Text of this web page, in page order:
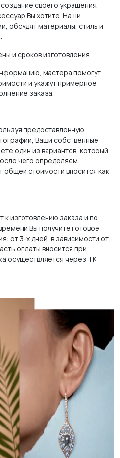
своего украшения.
Вы хотите. Наши
обсудят материалы, стиль и
и сроков изготовления
мастера помогут
и укажут примерное
заказа.
предоставленную
Ваши собственные
один из вариантов, который
чего определяем
общей стоимости вносится как
к изготовлению заказа и по
Вы получите готовое
от 3-х дней, в зависимости от
оплаты вносится при
осуществляется через ТК